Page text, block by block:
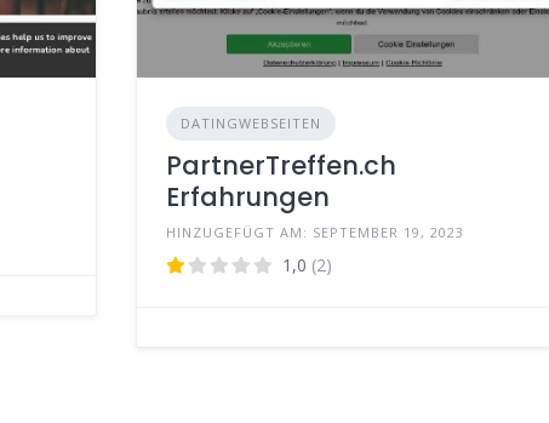
DATINGWEBSEITEN
PartnerTreffen.ch
Erfahrungen
HINZUGEFÜGT AM: SEPTEMBER 19, 2023
1,0 (2)